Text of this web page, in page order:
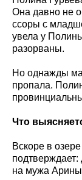
Она давно не
ссоры с
увела у
разорваны.
Но однажды
пропала.
Что
Вскоре в
на мужа